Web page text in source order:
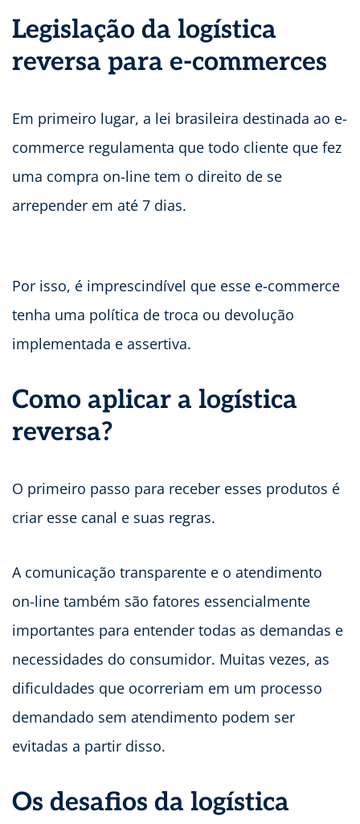
Legislação da logística
reversa para e-commerces
Em primeiro lugar, a lei brasileira destinada ao e-
commerce regulamenta que todo cliente que fez
uma compra on-line tem o direito de se
arrepender em até 7 dias.
Por isso, é imprescindível que esse e-commerce
tenha uma política de troca ou devolução
implementada e assertiva.
Como aplicar a logística
reversa?
O primeiro passo para receber esses produtos é
criar esse canal e suas regras.
A comunicação transparente e o atendimento
on-line também são fatores essencialmente
importantes para entender todas as demandas e
necessidades do consumidor. Muitas vezes, as
dificuldades que ocorreriam em um processo
demandado sem atendimento podem ser
evitadas a partir disso.
Os desafios da logística